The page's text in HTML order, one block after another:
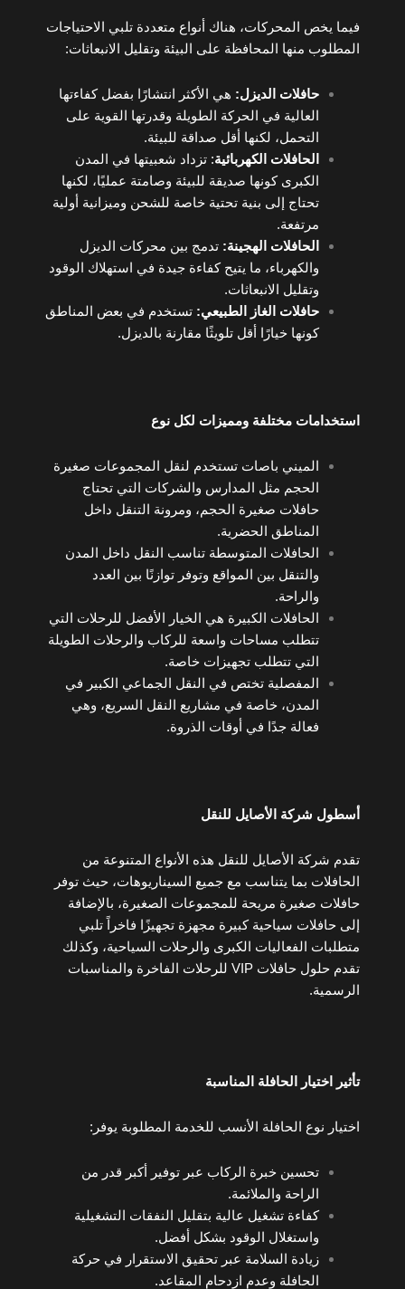
فيما يخص المحركات، هناك أنواع متعددة تلبي الاحتياجات
المطلوب منها المحافظة على البيئة وتقليل الانبعاثات:
حافلات الديزل: هي الأكثر انتشارًا بفضل كفاءتها
العالية في الحركة الطويلة وقدرتها القوية على
التحمل، لكنها أقل صداقة للبيئة.
الحافلات الكهربائية: تزداد شعبيتها في المدن
الكبرى كونها صديقة للبيئة وصامتة عمليًا، لكنها
تحتاج إلى بنية تحتية خاصة للشحن وميزانية أولية
مرتفعة.
الحافلات الهجينة: تدمج بين محركات الديزل
والكهرباء، ما يتيح كفاءة جيدة في استهلاك الوقود
وتقليل الانبعاثات.
حافلات الغاز الطبيعي: تستخدم في بعض المناطق
كونها خيارًا أقل تلويثًا مقارنة بالديزل.
استخدامات مختلفة ومميزات لكل نوع
الميني باصات تستخدم لنقل المجموعات صغيرة
الحجم مثل المدارس والشركات التي تحتاج
حافلات صغيرة الحجم، ومرونة التنقل داخل
المناطق الحضرية.
الحافلات المتوسطة تناسب النقل داخل المدن
والتنقل بين المواقع وتوفر توازنًا بين العدد
والراحة.
الحافلات الكبيرة هي الخيار الأفضل للرحلات التي
تتطلب مساحات واسعة للركاب والرحلات الطويلة
التي تتطلب تجهيزات خاصة.
المفصلية تختص في النقل الجماعي الكبير في
المدن، خاصة في مشاريع النقل السريع، وهي
فعالة جدًا في أوقات الذروة.
أسطول شركة الأصايل للنقل
تقدم شركة الأصايل للنقل هذه الأنواع المتنوعة من
الحافلات بما يتناسب مع جميع السيناريوهات، حيث توفر
حافلات صغيرة مريحة للمجموعات الصغيرة، بالإضافة
إلى حافلات سياحية كبيرة مجهزة تجهيزًا فاخراً تلبي
متطلبات الفعاليات الكبرى والرحلات السياحية، وكذلك
تقدم حلول حافلات VIP للرحلات الفاخرة والمناسبات
الرسمية.
تأثير اختيار الحافلة المناسبة
اختيار نوع الحافلة الأنسب للخدمة المطلوبة يوفر:
تحسين خبرة الركاب عبر توفير أكبر قدر من
الراحة والملائمة.
كفاءة تشغيل عالية بتقليل النفقات التشغيلية
واستغلال الوقود بشكل أفضل.
زيادة السلامة عبر تحقيق الاستقرار في حركة
الحافلة وعدم ازدحام المقاعد.